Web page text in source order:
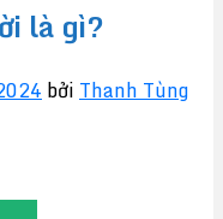
là gì?
bởi Thanh Tùng